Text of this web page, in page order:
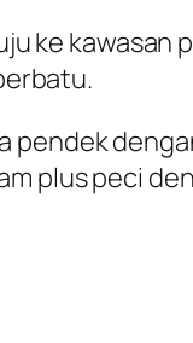
ke kawasan
pendek
plus peci